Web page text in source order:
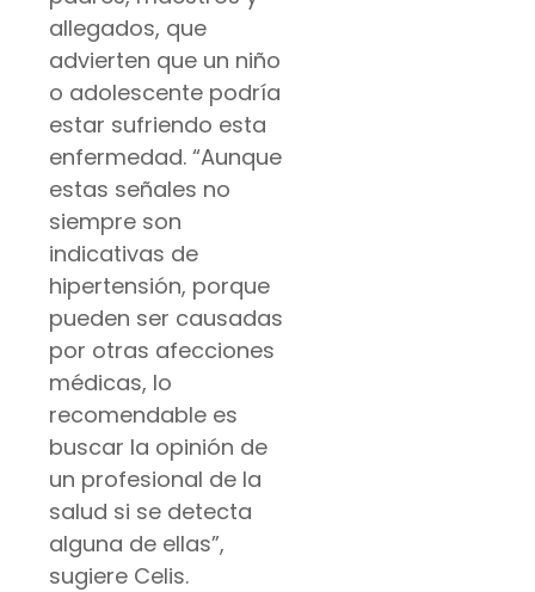
allegados, que
advierten que un niño
o adolescente podría
estar sufriendo esta
enfermedad. “Aunque
estas señales no
siempre son
indicativas de
hipertensión, porque
pueden ser causadas
por otras afecciones
médicas, lo
recomendable es
buscar la opinión de
un profesional de la
salud si se detecta
alguna de ellas”,
sugiere Celis.